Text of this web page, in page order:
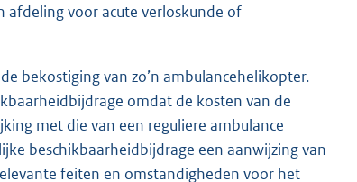
voor acute verloskunde of
bekostiging van zo’n ambulancehelikopter.
omdat de kosten van de
met die van een reguliere ambulance
beschikbaarheidbijdrage een aanwijzing van
feiten en omstandigheden voor het